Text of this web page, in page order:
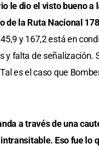
le dio el visto bueno a
de la Ruta Nacional
y 167,2 está en
y falta de señalización.
es el caso que
a través de una
Eso fue